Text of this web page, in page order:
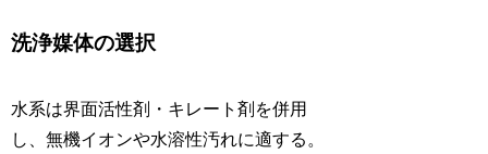
洗浄媒体の選択
水系は界面活性剤・キレート剤を併用
し、無機イオンや水溶性汚れに適する。